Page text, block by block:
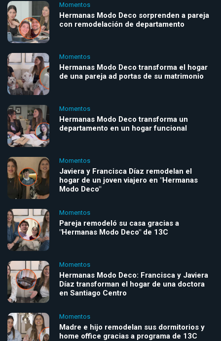
Momentos
Hermanas Modo Deco sorprenden a pareja
con remodelación de departamento
Momentos
Hermanas Modo Deco transforma el hogar
de una pareja ad portas de su matrimonio
Momentos
Hermanas Modo Deco transforma un
departamento en un hogar funcional
Momentos
Javiera y Francisca Díaz remodelan el
hogar de un joven viajero en "Hermanas
Modo Deco"
Momentos
Pareja remodeló su casa gracias a
"Hermanas Modo Deco" de 13C
Momentos
Hermanas Modo Deco: Francisca y Javiera
Díaz transforman el hogar de una doctora
en Santiago Centro
Momentos
Madre e hijo remodelan sus dormitorios y
home office gracias a programa de 13C